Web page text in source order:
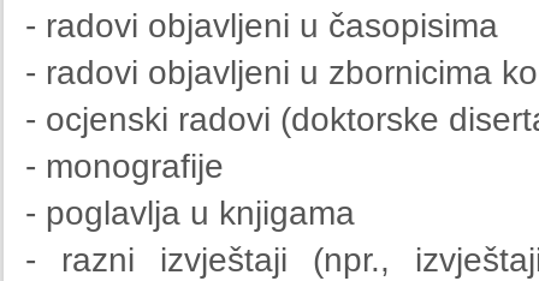
- radovi objavljeni u časopisima
- radovi objavljeni u zbornicima
- ocjenski radovi (doktorske
- monografije
- poglavlja u knjigama
- razni izvještaji (npr.,